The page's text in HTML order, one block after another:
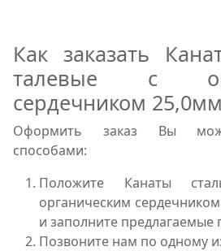
Как заказать
талевые с
сердечником 25,0мм
Оформить заказ Вы
способами:
Положите Канаты
органическим
и заполните предлагаемые
Позвоните нам по одному